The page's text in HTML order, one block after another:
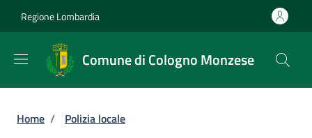
Regione Lombardia
Comune di Cologno Monzese
Briciole di pane
Home / Polizia locale